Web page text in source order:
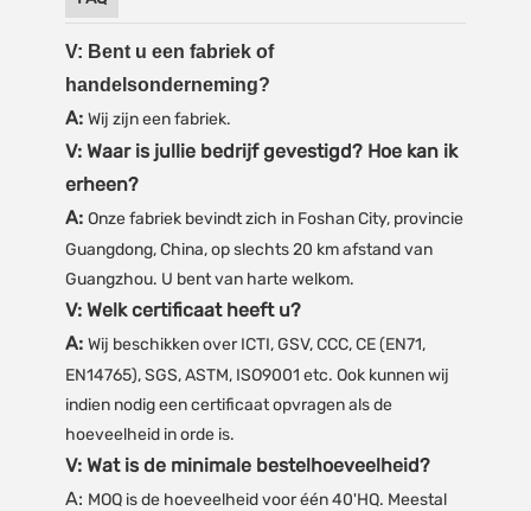
V: Bent u een fabriek of
handelsonderneming?
A: Wij zijn een fabriek.
V: Waar is jullie bedrijf gevestigd? Hoe kan ik
erheen?
A: Onze fabriek bevindt zich in Foshan City, provincie
Guangdong, China, op slechts 20 km afstand van
Guangzhou. U bent van harte welkom.
V: Welk certificaat heeft u?
A: Wij beschikken over ICTI, GSV, CCC, CE (EN71,
EN14765), SGS, ASTM, ISO9001 etc. Ook kunnen wij
indien nodig een certificaat opvragen als de
hoeveelheid in orde is.
V: Wat is de minimale bestelhoeveelheid?
A: MOQ is de hoeveelheid voor één 40'HQ. Meestal